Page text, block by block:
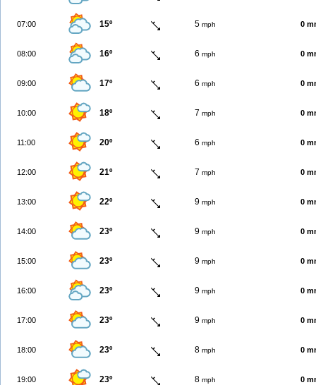
07:00 15º 5 mph 0
08:00 16º 6 mph 0
09:00 17º 6 mph 0
10:00 18º 7 mph 0
11:00 20º 6 mph 0
12:00 21º 7 mph 0
13:00 22º 9 mph 0
14:00 23º 9 mph 0
15:00 23º 9 mph 0
16:00 23º 9 mph 0
17:00 23º 9 mph 0
18:00 23º 8 mph 0
19:00 23º 8 mph 0